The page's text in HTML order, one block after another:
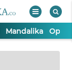
Mandalika Opini